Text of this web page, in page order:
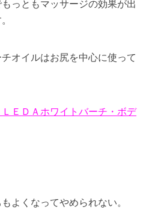
っともマッサージの効果が出
オイルはお尻を中心に使って
ＥＤＡホワイトバーチ・ボデ
よくなってやめられない。